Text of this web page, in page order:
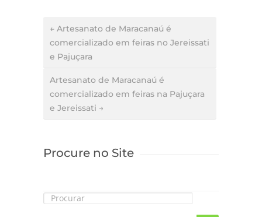
← Artesanato de Maracanaú é
comercializado em feiras no Jereissati
e Pajuçara
Artesanato de Maracanaú é
comercializado em feiras na Pajuçara
e Jereissati →
Procure no Site